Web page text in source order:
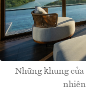
Những khung